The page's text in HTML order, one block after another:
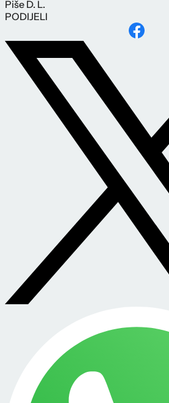
Piše D. L.
PODIJELI